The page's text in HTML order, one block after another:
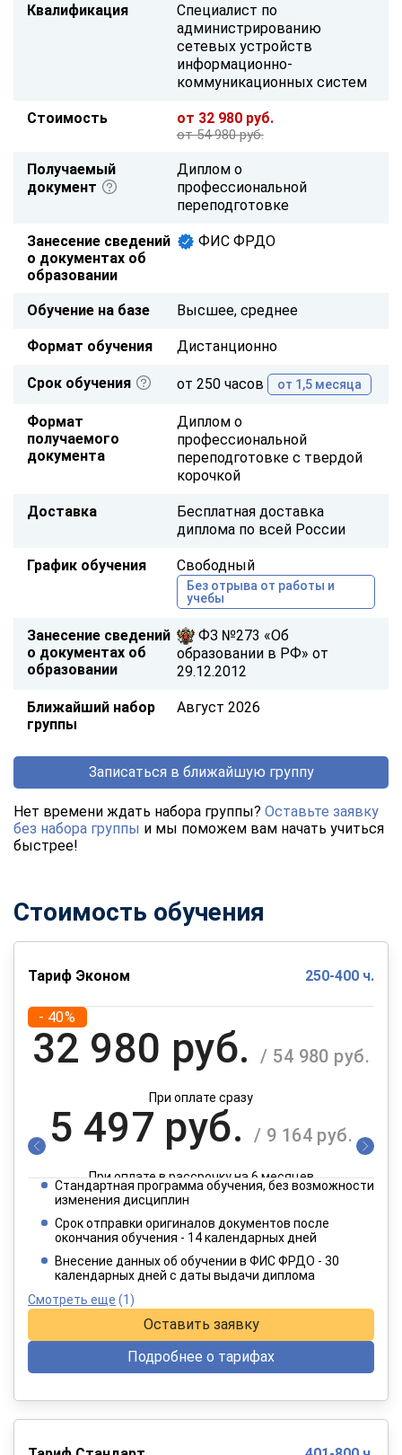
Квалификация
Специалист по
администрированию
сетевых устройств
информационно-
коммуникационных систем
Стоимость от 32 980 руб.
от 54 980 руб.
Получаемый
документ
Диплом о
профессиональной
переподготовке
Занесение сведений
о документах об
образовании
ФИС ФРДО
Обучение на базе Высшее, среднее
Формат обучения Дистанционно
Срок обучения от 250 часов от 1,5 месяца
Формат
получаемого
документа
Диплом о
профессиональной
переподготовке с твердой
корочкой
Доставка
Бесплатная доставка
диплома по всей России
График обучения Свободный
Без отрыва от работы и
учебы
Занесение сведений
о документах об
образовании
ФЗ №273 «Об
образовании в РФ» от
29.12.2012
Ближайший набор
группы
Август 2026
Записаться в ближайшую группу
Нет времени ждать набора группы? Оставьте заявку
без набора группы и мы поможем вам начать учиться
быстрее!
Стоимость обучения
Тариф Эконом 250-400 ч.
- 40%
32 980 руб. / 54 980 руб.
При оплате сразу
5 497 руб. / 9 164 руб.
При оплате в рассрочку на 6 месяцев
2 749 руб.
При оплате в рассрочку на 12 месяцев
Стандартная программа обучения, без возможности
изменения дисциплин
Срок отправки оригиналов документов после
окончания обучения - 14 календарных дней
Внесение данных об обучении в ФИС ФРДО - 30
календарных дней с даты выдачи диплома
Смотреть еще (1)
Оставить заявку
Подробнее о тарифах